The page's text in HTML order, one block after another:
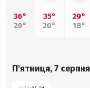
36°
20°
35°
20°
29°
18°
П'ятниця, 7 серпня